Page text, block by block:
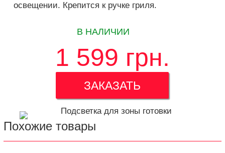
освещении. Крепится к ручке гриля.
В НАЛИЧИИ
1 599 грн.
ЗАКАЗАТЬ
Похожие товары